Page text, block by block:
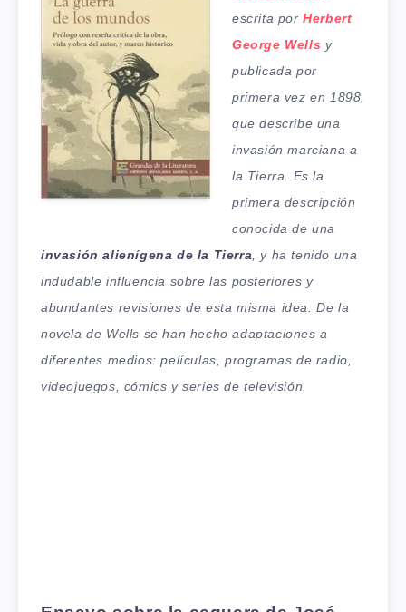
escrita porHerbert
George Wells y
publicada por
primera vez en 1898,
que describe una
invasión marciana a
la Tierra. Es la
primera descripción
conocida de una
invasión alienígena de la Tierra , y ha tenido una
indudable influencia sobre las posteriores y
abundantes revisiones de esta misma idea. De la
novela de Wells se han hecho adaptaciones a
diferentes medios: películas, programas de radio,
videojuegos, cómics y series de televisión.